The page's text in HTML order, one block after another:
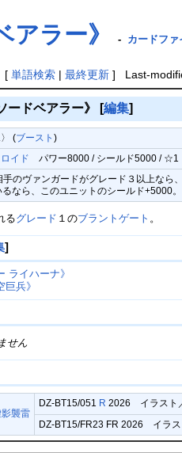
アラー》 - カードフ
[ 単語検索| 最終更新] Last-
ードベアラー》 [編集]
〉 (ブースト)
イド
パワー8000 / シールド5000 / ☆1
手のヴァンガードがグレード３以上なら
なら、このユニットのシールド+5000。
るグレード １のブラントゲート 。
]
ライハーナ》
巨兵》
せん
影襲雷
DZ-BT15/051 R 2026 イラスト
DZ-BT15/FR23 FR 2026 イラ